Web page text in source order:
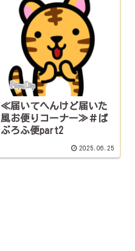
≪届いてへんけど届いた
風お便りコーナー≫＃ぱ
ぶろふ便part2
2025.06.25